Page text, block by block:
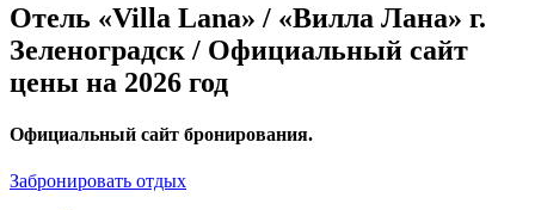
Отель «Villa Lana» / «Вилла Лана» г.
Зеленоградск / Официальный сайт
цены на 2026 год
Официальный сайт бронирования.
Забронировать отдых